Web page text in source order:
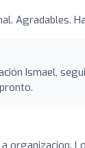
Agradables.
Ismael,
organizacion.